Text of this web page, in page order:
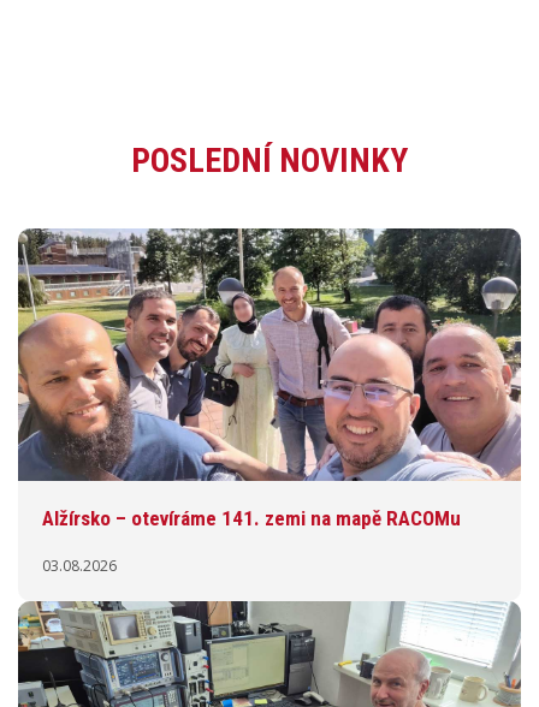
POSLEDNÍ NOVINKY
Alžírsko – otevíráme 141. zemi na mapě RACOMu
03.08.2026